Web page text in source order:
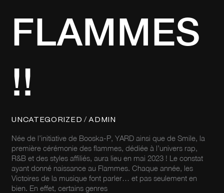
FLAMMES
!!
UNCATEGORIZED / ADMIN
Née de l’initiative de Booska-P, YARD ainsi que de Smile, la
première cérémonie des flammes, dédiée à l’univers rap,
R&B et des styles affiliés, aura lieu en mai 2023 ! Le constat
ayant donné naissance au Flammes. Chaque année, les
Victoires de la musique font parler… et pas seulement en
bien. En effet, certains genres